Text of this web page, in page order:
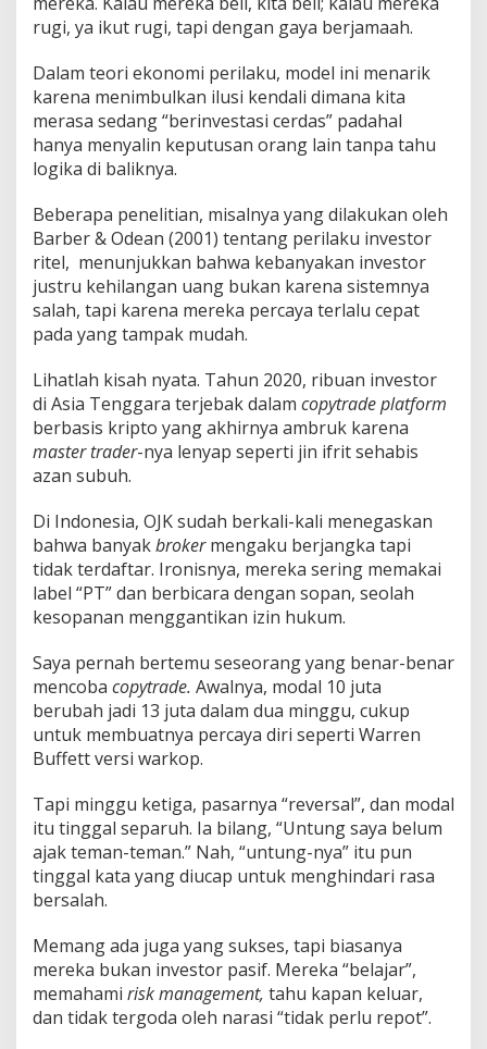
rugi, ya ikut rugi, tapi dengan gaya berjamaah.
Dalam teori ekonomi perilaku, model ini menarik
karena menimbulkan ilusi kendali dimana kita
merasa sedang “berinvestasi cerdas” padahal
hanya menyalin keputusan orang lain tanpa tahu
logika di baliknya.
Beberapa penelitian, misalnya yang dilakukan oleh
Barber & Odean (2001) tentang perilaku investor
ritel, menunjukkan bahwa kebanyakan investor
justru kehilangan uang bukan karena sistemnya
salah, tapi karena mereka percaya terlalu cepat
pada yang tampak mudah.
Lihatlah kisah nyata. Tahun 2020, ribuan investor
di Asia Tenggara terjebak dalam copytrade platform
berbasis kripto yang akhirnya ambruk karena
master trader-nya lenyap seperti jin ifrit sehabis
azan subuh.
Di Indonesia, OJK sudah berkali-kali menegaskan
bahwa banyakbrokermengaku berjangka tapi
tidak terdaftar. Ironisnya, mereka sering memakai
label “PT” dan berbicara dengan sopan, seolah
kesopanan menggantikan izin hukum.
Saya pernah bertemu seseorang yang benar-benar
mencoba copytrade. Awalnya, modal 10 juta
berubah jadi 13 juta dalam dua minggu, cukup
untuk membuatnya percaya diri seperti Warren
Buffett versi warkop.
Tapi minggu ketiga, pasarnya “reversal”, dan modal
itu tinggal separuh. Ia bilang, “Untung saya belum
ajak teman-teman.” Nah, “untung-nya” itu pun
tinggal kata yang diucap untuk menghindari rasa
bersalah.
Memang ada juga yang sukses, tapi biasanya
mereka bukan investor pasif. Mereka “belajar”,
memahami risk management, tahu kapan keluar,
dan tidak tergoda oleh narasi “tidak perlu repot”.